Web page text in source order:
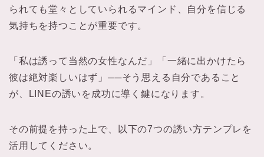
られても堂々としていられるマインド、自分を信じる
気持ちを持つことが重要です。
「私は誘って当然の女性なんだ」「一緒に出かけたら
彼は絶対楽しいはず」──そう思える自分であること
が、LINEの誘いを成功に導く鍵になります。
その前提を持った上で、以下の7つの誘い方テンプレを
活用してください。